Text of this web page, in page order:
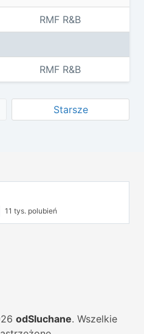
RMF R&B
RMF R&B
Starsze
11 tys. polubień
odSluchane. Wszelkie